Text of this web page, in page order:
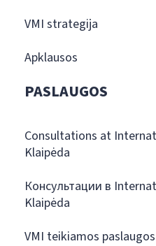
VMI strategija
Apklausos
PASLAUGOS
Consultations at
Klaipėda
Консультации в
Klaipėda
VMI teikiamos paslaugos